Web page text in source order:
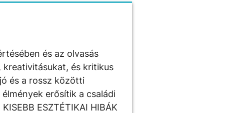
és az olvasás
kreativitásukat, és kritikus
és a rossz közötti
erősítik a családi
ESZTÉTIKAI HIBÁK